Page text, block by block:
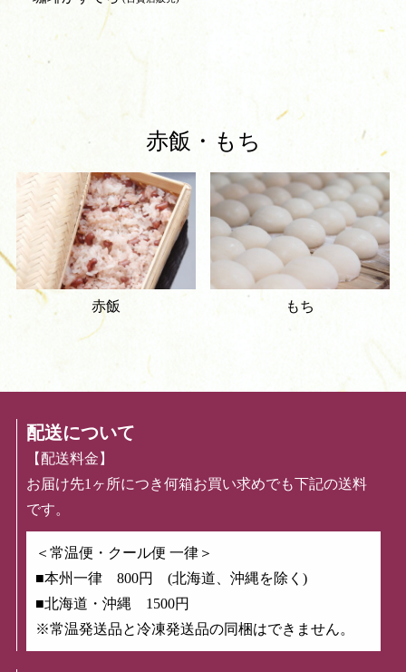
赤飯・もち
赤飯 もち
配送について
【配送料金】
お届け先1ヶ所につき何箱お買い求めでも下記の送料
です。
＜常温便・クール便 一律＞
■本州一律 800円 (北海道、沖縄を除く)
■北海道・沖縄 1500円
※常温発送品と冷凍発送品の同梱はできません。